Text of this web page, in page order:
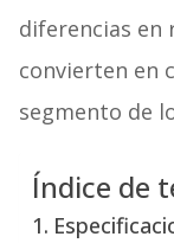
diferencias en
convierten en
segmento de
Índice de